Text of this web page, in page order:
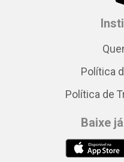
Política
Política de
Baixe